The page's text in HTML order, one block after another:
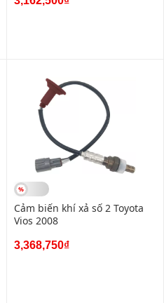
Cảm biến khí xả số 2 Toyota
Vios 2008
3,368,750₫